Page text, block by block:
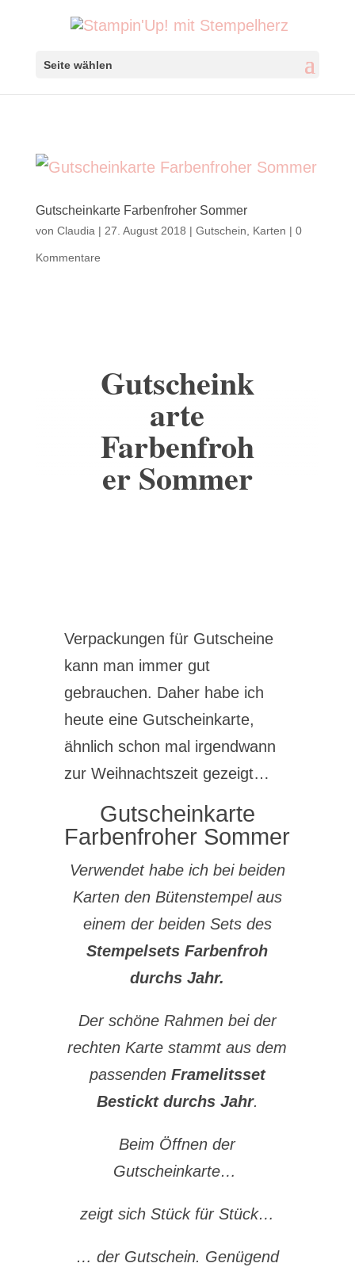
Seite wählen
Gutscheinkarte Farbenfroher Sommer
von Claudia | 27. August 2018 | Gutschein Karten | 0
Kommentare
Gutscheink
arte
Farbenfroh
er Sommer
Verpackungen für Gutscheine
kann man immer gut
gebrauchen. Daher habe ich
heute eine Gutscheinkarte,
ähnlich schon mal irgendwann
zur Weihnachtszeit gezeigt…
Gutscheinkarte
Farbenfroher Sommer
Verwendet habe ich bei beiden
Karten den Bütenstempel aus
einem der beiden Sets des
Stempelsets Farbenfroh
durchs Jahr.
Der schöne Rahmen bei der
rechten Karte stammt aus dem
passenden Framelitsset
Bestickt durchs Jahr.
Beim Öffnen der
Gutscheinkarte…
zeigt sich Stück für Stück…
… der Gutschein. Genügend